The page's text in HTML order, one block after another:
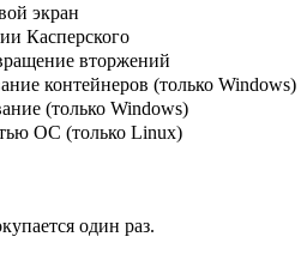
экран
Касперского
вторжений
контейнеров (только Windows)
(только Windows)
ОС (только Linux)
один раз.